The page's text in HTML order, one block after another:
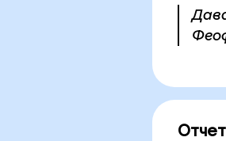
Отчет